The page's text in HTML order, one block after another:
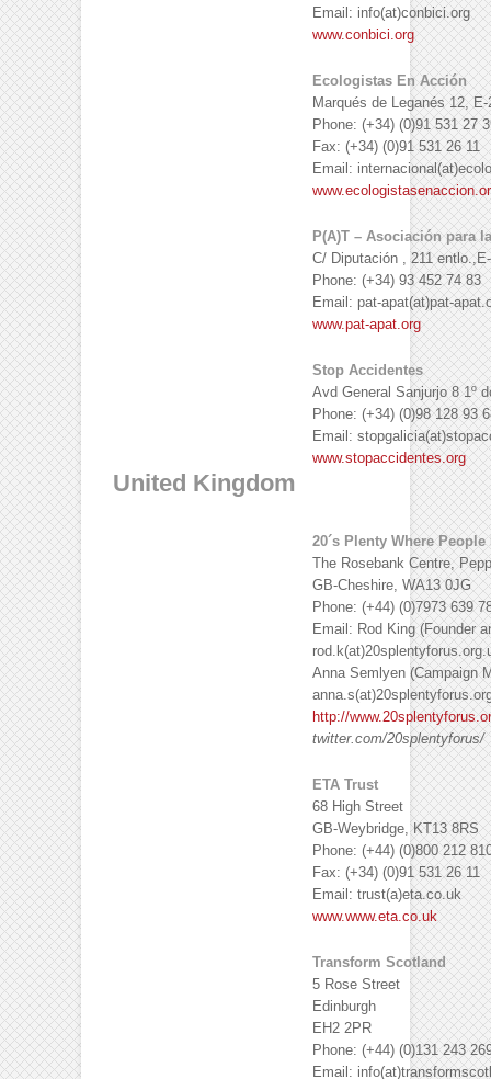
Email: info(at)conbici.org
www.conbici.org
Ecologistas En Acción
Marqués de Leganés 12,
Phone: (+34) (0)91 531 27
Fax: (+34) (0)91 531 26 11
Email:
P(A)T – Asociación para
C/ Diputación , 211
Phone: (+34) 93 452 74 83
Email: pat-apat(at)pat-
www.pat-apat.org
Stop Accidentes
Avd General Sanjurjo 8 1º
Phone: (+34) (0)98 128 93
Email:
www.stopaccidentes.org
United Kingdom
20´s Plenty Where People
The Rosebank Centre,
GB-Cheshire, WA13 0JG
Phone: (+44) (0)7973 639
Email: Rod King (Founder
Anna Semlyen (Campaign
http://
twitter.com/20splentyforus/
ETA Trust
68 High Street
GB-Weybridge, KT13 8RS
Phone: (+44) (0)800 212
Fax: (+34) (0)91 531 26 11
Email: trust(a)eta.co.uk
www.www.eta.co.uk
Transform Scotland
5 Rose Street
Edinburgh
EH2 2PR
Phone: (+44) (0)131 243
Email: